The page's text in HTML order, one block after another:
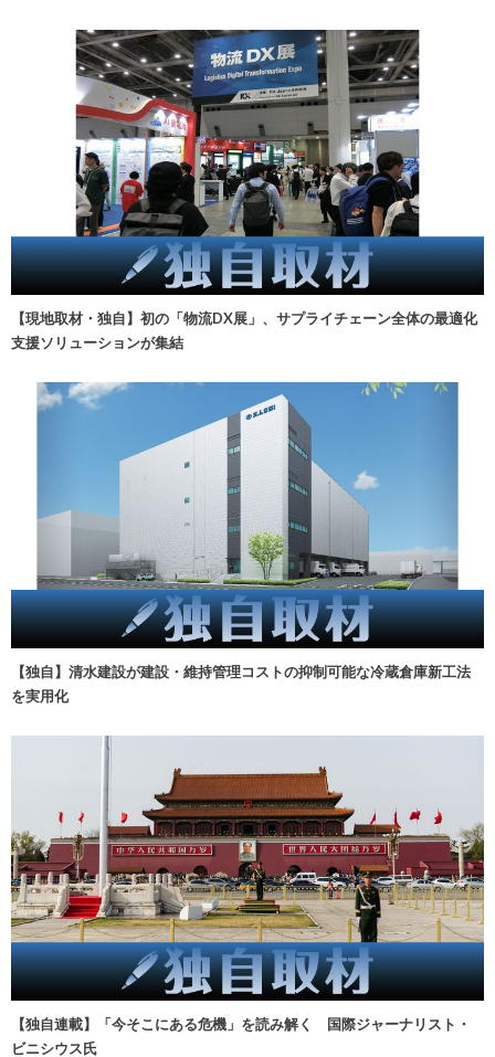
【現地取材・独自】初の「物流DX展」、サプライチェーン全体の最適化
支援ソリューションが集結
【独自】清水建設が建設・維持管理コストの抑制可能な冷蔵倉庫新工法
を実用化
【独自連載】「今そこにある危機」を読み解く 国際ジャーナリスト・
ビニシウス氏